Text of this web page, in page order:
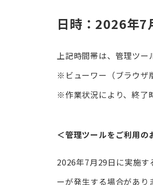
日時：2026年
上記時間帯は、管理ツー
※ビューワー（ブラウザ
※作業状況により、終了
＜管理ツールをご利用の
2026年7月29日に実施す
ーが発生する場合があり